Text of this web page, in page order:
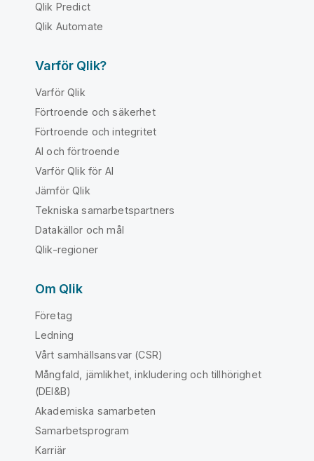
Qlik Predict
Qlik Automate
Varför Qlik?
Varför Qlik
Förtroende och säkerhet
Förtroende och integritet
AI och förtroende
Varför Qlik för AI
Jämför Qlik
Tekniska samarbetspartners
Datakällor och mål
Qlik-regioner
Om Qlik
Företag
Ledning
Vårt samhällsansvar (CSR)
Mångfald, jämlikhet, inkludering och tillhörighet
(DEI&B)
Akademiska samarbeten
Samarbetsprogram
Karriär